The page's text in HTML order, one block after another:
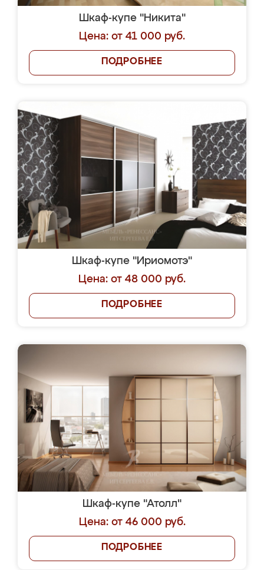
Шкаф-купе "Никита"
Цена: от 41 000 руб.
ПОДРОБНЕЕ
Шкаф-купе "Ириомотэ"
Цена: от 48 000 руб.
ПОДРОБНЕЕ
Шкаф-купе "Атолл"
Цена: от 46 000 руб.
ПОДРОБНЕЕ